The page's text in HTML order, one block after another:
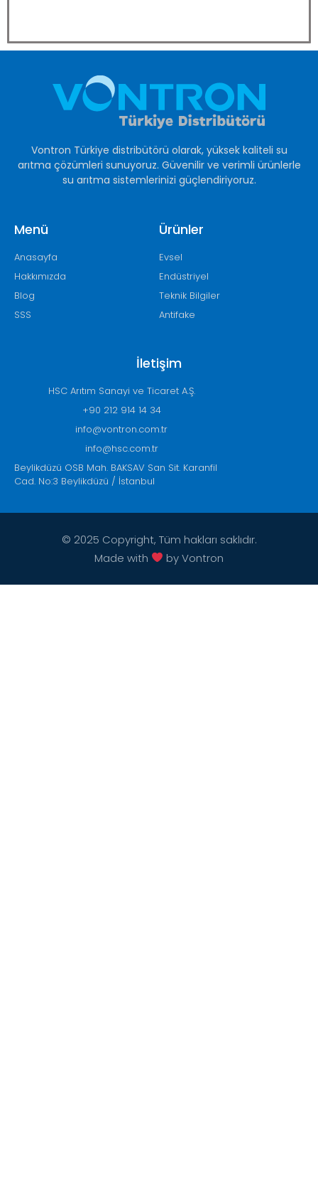
Vontron Türkiye distribütörü olarak, yüksek kaliteli su
arıtma çözümleri sunuyoruz. Güvenilir ve verimli ürünlerle
su arıtma sistemlerinizi güçlendiriyoruz.
Menü
Anasayfa
Hakkımızda
Blog
SSS
Ürünler
Evsel
Endüstriyel
Teknik Bilgiler
Antifake
İletişim
HSC Arıtım Sanayi ve Ticaret A.Ş.
+90 212 914 14 34
info@vontron.com.tr
info@hsc.com.tr
Beylikdüzü OSB Mah. BAKSAV San Sit. Karanfil
Cad. No:3 Beylikdüzü / İstanbul
© 2025 Copyright, Tüm hakları saklıdır.
Made with
by Vontron